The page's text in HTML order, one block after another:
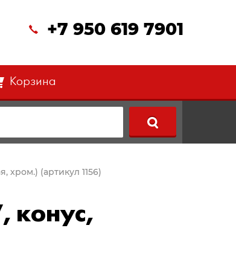
+7 950 619 7901
Корзина
хром.) (артикул 1156)
конус,